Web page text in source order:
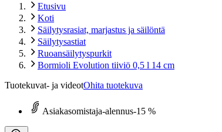
Etusivu
Koti
Säilytysrasiat, marjastus ja säilöntä
Säilytysastiat
Ruoansäilytyspurkit
Bormioli Evolution tiiviö 0,5 l 14 cm
Tuotekuvat- ja videotOhita tuotekuva
Asiakasomistaja-alennus-15 %